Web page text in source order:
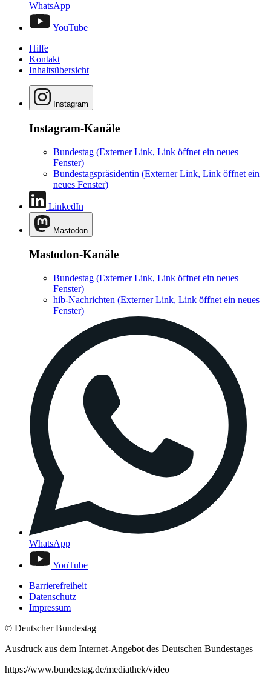
WhatsApp
YouTube
Hilfe
Kontakt
Inhaltsübersicht
Instagram
Instagram-Kanäle
Bundestag (Externer Link, Link öffnet ein neues
Fenster)
Bundestagspräsidentin (Externer Link, Link öffnet ein
neues Fenster)
LinkedIn
Mastodon
Mastodon-Kanäle
Bundestag (Externer Link, Link öffnet ein neues
Fenster)
hib-Nachrichten (Externer Link, Link öffnet ein neues
Fenster)
WhatsApp
YouTube
Barrierefreiheit
Datenschutz
Impressum
© Deutscher Bundestag
Ausdruck aus dem Internet-Angebot des Deutschen Bundestages
https://www.bundestag.de/mediathek/video